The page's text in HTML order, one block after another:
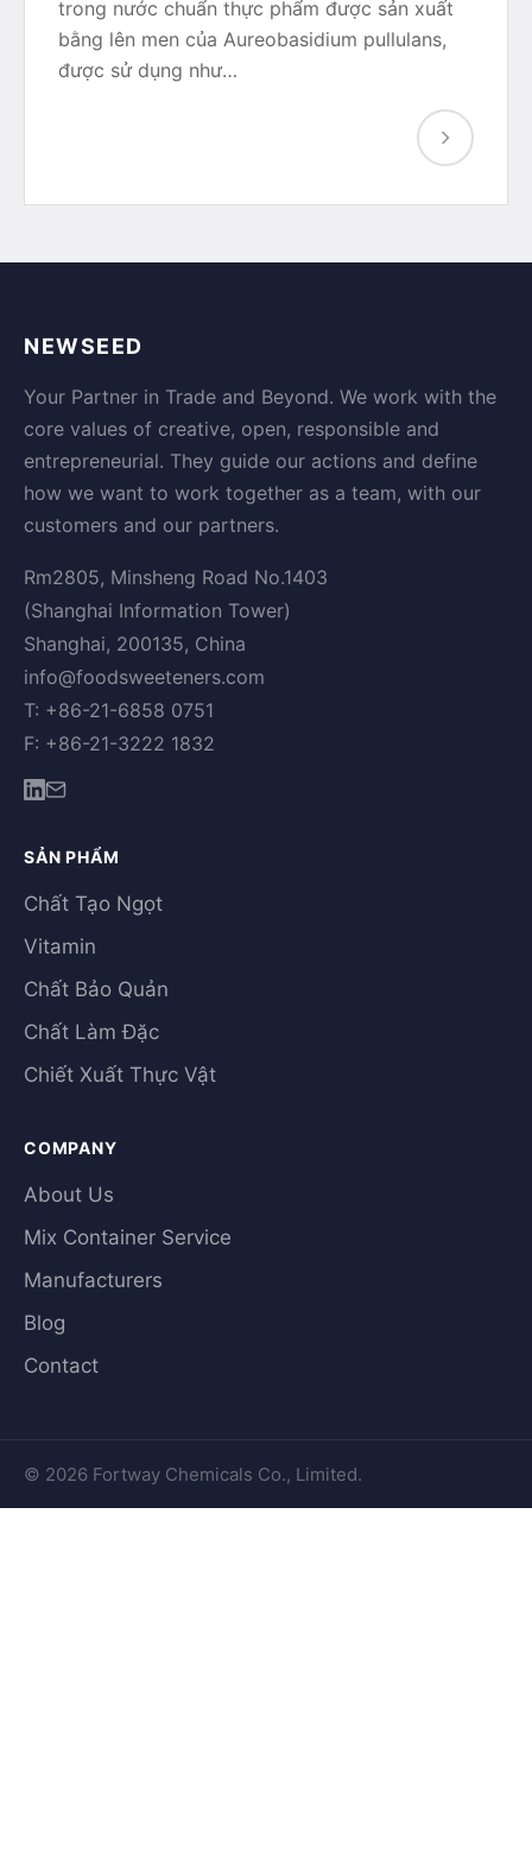
trong nước chuẩn thực phẩm được sản xuất
bằng lên men của Aureobasidium pullulans,
được sử dụng như…
NEWSEED
Your Partner in Trade and Beyond. We work with the
core values of creative, open, responsible and
entrepreneurial. They guide our actions and define
how we want to work together as a team, with our
customers and our partners.
Rm2805, Minsheng Road No.1403
(Shanghai Information Tower)
Shanghai, 200135, China
info@foodsweeteners.com
T: +86-21-6858 0751
F: +86-21-3222 1832
SẢN PHẨM
Chất Tạo Ngọt
Vitamin
Chất Bảo Quản
Chất Làm Đặc
Chiết Xuất Thực Vật
COMPANY
About Us
Mix Container Service
Manufacturers
Blog
Contact
© 2026 Fortway Chemicals Co., Limited.